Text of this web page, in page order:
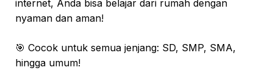
internet, Anda bisa belajar dari rumah dengan
nyaman dan aman!
🎯 Cocok untuk semua jenjang: SD, SMP, SMA,
hingga umum!